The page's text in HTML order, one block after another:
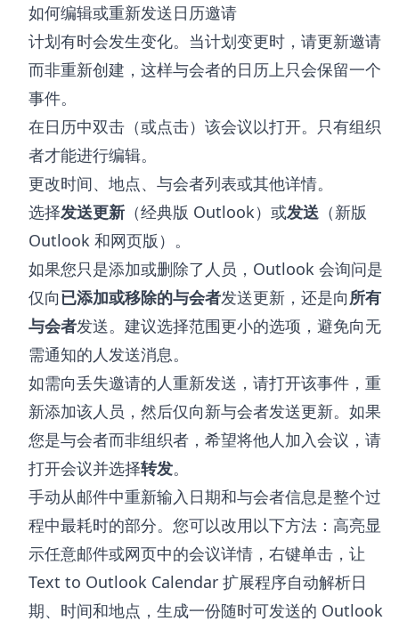
如何编辑或重新发送日历邀请
计划有时会发生变化。当计划变更时，请更新邀请
而非重新创建，这样与会者的日历上只会保留一个
事件。
在日历中双击（或点击）该会议以打开。只有组织
者才能进行编辑。
更改时间、地点、与会者列表或其他详情。
选择发送更新 （经典版 Outlook）或发送 （新版
Outlook 和网页版）。
如果您只是添加或删除了人员，Outlook 会询问是
仅向已添加或移除的与会者发送更新，还是向所有
与会者发送。建议选择范围更小的选项，避免向无
需通知的人发送消息。
如需向丢失邀请的人重新发送，请打开该事件，重
新添加该人员，然后仅向新与会者发送更新。如果
您是与会者而非组织者，希望将他人加入会议，请
打开会议并选择转发。
手动从邮件中重新输入日期和与会者信息是整个过
程中最耗时的部分。您可以改用以下方法：高亮显
示任意邮件或网页中的会议详情，右键单击，让
Text to Outlook Calendar 扩展程序自动解析日
期、时间和地点，生成一份随时可发送的 Outlook